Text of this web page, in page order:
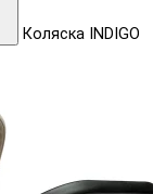
Коляска INDIGO